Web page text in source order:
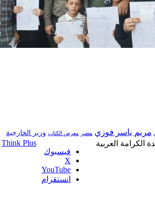
مريم ياسر فوزي مصر معرض الكتاب وزير الخارجية
العربية
Think Plus
فيسبوك
‫X
‫YouTube
انستقرام